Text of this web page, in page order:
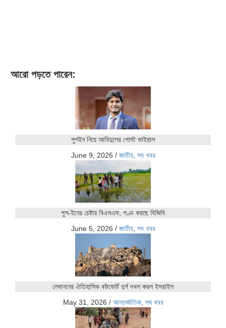
আরো পড়তে পারেন:
পুশইন নিয়ে আবিদুলের পোস্ট ভাইরাল
June 9, 2026 / জাতীয়, সব খবর
পুশ-ইনের চেষ্টায় বিএসএফ, পণ্ড করছে বিজিবি
June 5, 2026 / জাতীয়, সব খবর
লেবাননের ঐতিহাসিক বউফোর্ট দুর্গ দখল করল ইসরাইল
May 31, 2026 / আন্তর্জাতিক, সব খবর